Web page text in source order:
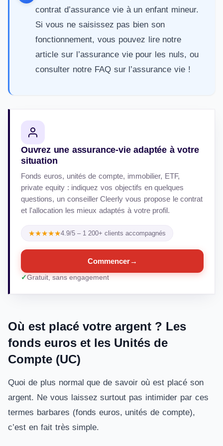
contrat d’assurance vie à un enfant mineur.
Si vous ne saisissez pas bien son
fonctionnement, vous pouvez lire notre
article sur l’assurance vie pour les nuls, ou
consulter notre FAQ sur l’assurance vie !
Ouvrez une assurance-vie adaptée à votre
situation
Fonds euros, unités de compte, immobilier, ETF,
private equity : indiquez vos objectifs en quelques
questions, un conseiller Cleerly vous propose le contrat
et l'allocation les mieux adaptés à votre profil.
★★★★★4.9/5 – 1 200+ clients accompagnés
Commencer→
Gratuit, sans engagement
Où est placé votre argent ? Les
fonds euros et les Unités de
Compte (UC)
Quoi de plus normal que de savoir où est placé son
argent. Ne vous laissez surtout pas intimider par ces
termes barbares (fonds euros, unités de compte),
c’est en fait très simple.